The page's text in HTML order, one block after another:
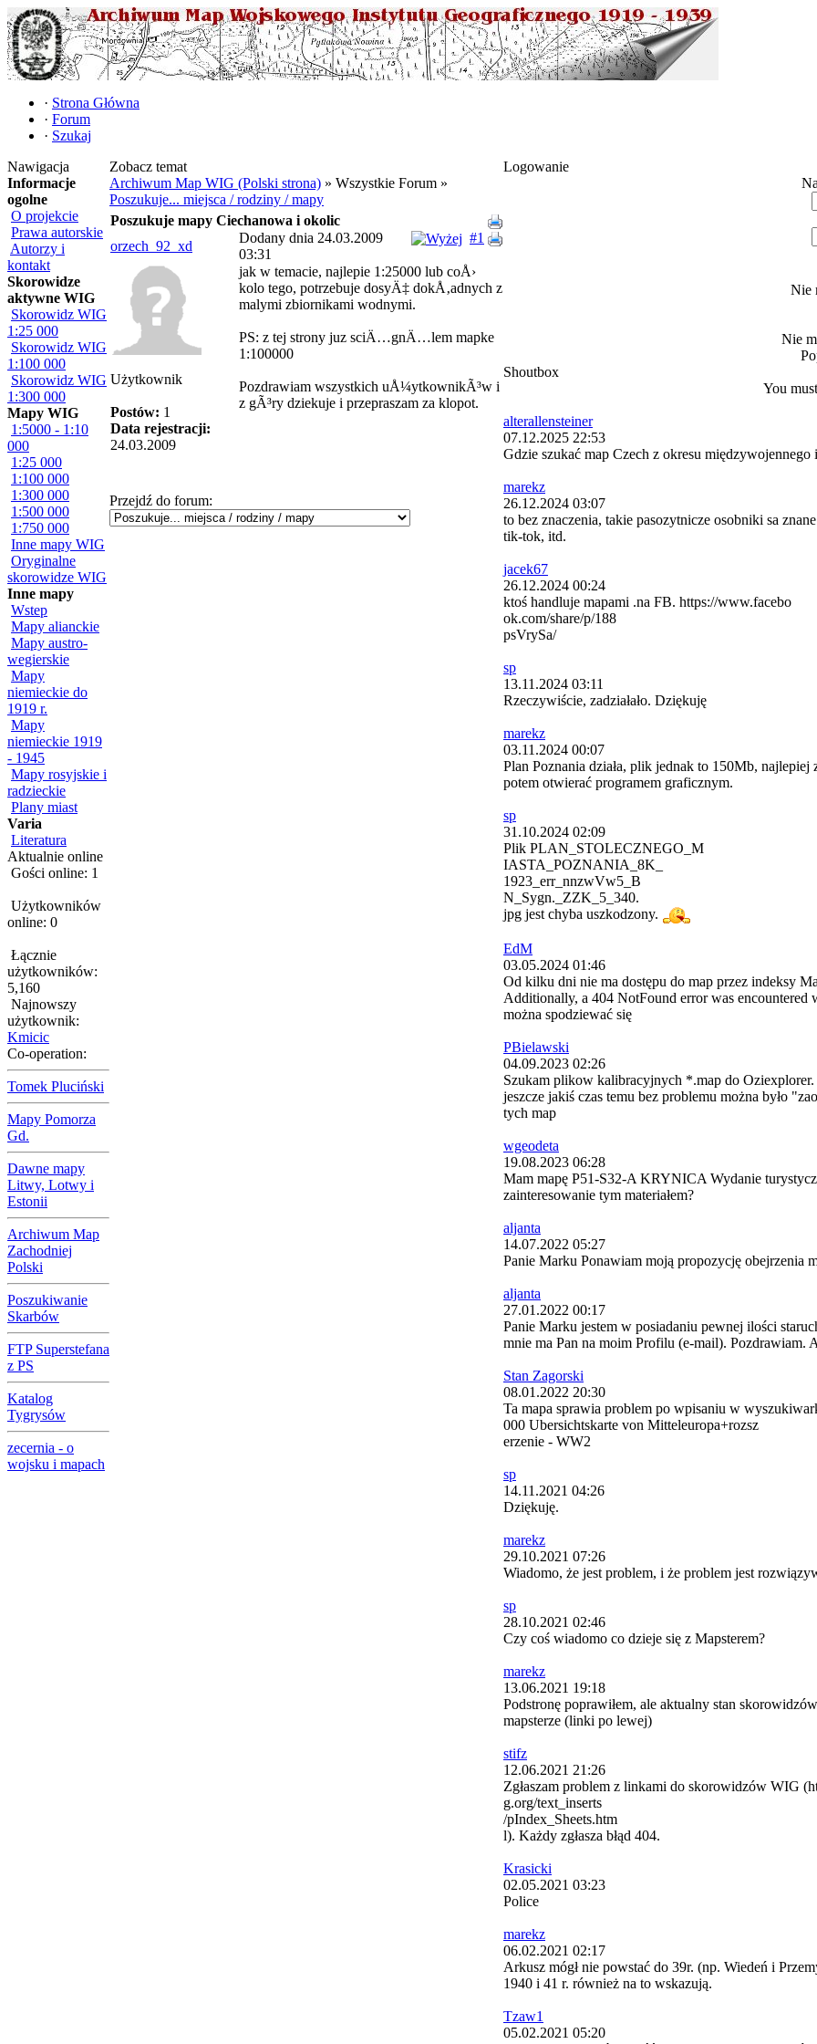
· Strona Główna
· Forum
· Szukaj
Nawigacja
Informacje
ogolne
O projekcie
Prawa autorskie
Autorzy i
kontakt
Skorowidze
aktywne WIG
Skorowidz WIG
1:25 000
Skorowidz WIG
1:100 000
Skorowidz WIG
1:300 000
Mapy WIG
1:5000 - 1:10
000
1:25 000
1:100 000
1:300 000
1:500 000
1:750 000
Inne mapy WIG
Oryginalne
skorowidze WIG
Inne mapy
Wstep
Mapy alianckie
Mapy austro-
wegierskie
Mapy
niemieckie do
1919 r.
Mapy
niemieckie 1919
- 1945
Mapy rosyjskie i
radzieckie
Plany miast
Varia
Literatura
Aktualnie online
Gości online: 1
Użytkowników
online: 0
Łącznie
użytkowników:
5,160
Najnowszy
użytkownik:
Kmicic
Co-operation:
Tomek Pluciński
Mapy Pomorza
Gd.
Dawne mapy
Litwy, Lotwy i
Estonii
Archiwum Map
Zachodniej
Polski
Poszukiwanie
Skarbów
FTP Superstefana
z PS
Katalog
Tygrysów
zecernia - o
wojsku i mapach
Zobacz temat
Archiwum Map WIG (Polski strona) » Wszystkie Forum »
Poszukuje... miejsca / rodziny / mapy
Poszukuje mapy Ciechanowa i okolic
orzech_92_xd
#1
Dodany dnia 24.03.2009
03:31
Użytkownik
Postów: 1
Data rejestracji:
24.03.2009
jak w temacie, najlepie 1:25000 lub coÅ›
kolo tego, potrzebuje dosyÄ‡ dokÅ‚adnych z
malymi zbiornikami wodnymi.
PS: z tej strony juz sciÄ…gnÄ…lem mapke
1:100000
Pozdrawiam wszystkich uÅ¼ytkownikÃ³w i
z gÃ³ry dziekuje i przepraszam za klopot.
Przejdź do forum:
Logowanie
Nie
Nie
Shoutbox
You
alterallensteiner
07.12.2025 22:53
Gdzie szukać map Czech z okresu międzywojennego
marekz
26.12.2024 03:07
to bez znaczenia, takie pasozytnicze osobniki sa
tik-tok, itd.
jacek67
26.12.2024 00:24
ktoś handluje mapami .na FB. https://www.facebo
ok.com/share/p/188
psVrySa/
sp
13.11.2024 03:11
Rzeczywiście, zadziałało. Dziękuję
marekz
03.11.2024 00:07
Plan Poznania działa, plik jednak to 150Mb,
potem otwierać programem graficznym.
sp
31.10.2024 02:09
Plik PLAN_STOLECZNEGO_M
IASTA_POZNANIA_8K_
1923_err_nnzwVw5_B
N_Sygn._ZZK_5_340.
jpg jest chyba uszkodzony.
EdM
03.05.2024 01:46
Od kilku dni nie ma dostępu do map przez indeksy
Additionally, a 404 NotFound error was
można spodziewać się
PBielawski
04.09.2023 02:26
Szukam plikow kalibracyjnych *.map do Oziexplorer.
jeszcze jakiś czas temu bez problemu można było
tych map
wgeodeta
19.08.2023 06:28
Mam mapę P51-S32-A KRYNICA Wydanie
zainteresowanie tym materiałem?
aljanta
14.07.2022 05:27
Panie Marku Ponawiam moją propozycję obejrzenia
aljanta
27.01.2022 00:17
Panie Marku jestem w posiadaniu pewnej ilości
mnie ma Pan na moim Profilu (e-mail). Pozdrawiam.
Stan Zagorski
08.01.2022 20:30
Ta mapa sprawia problem po wpisaniu w
000 Ubersichtskarte von Mitteleuropa+rozsz
erzenie - WW2
sp
14.11.2021 04:26
Dziękuję.
marekz
29.10.2021 07:26
Wiadomo, że jest problem, i że problem jest
sp
28.10.2021 02:46
Czy coś wiadomo co dzieje się z Mapsterem?
marekz
13.06.2021 19:18
Podstronę poprawiłem, ale aktualny stan
mapsterze (linki po lewej)
stifz
12.06.2021 21:26
Zgłaszam problem z linkami do skorowidzów WIG
g.org/text_inserts
/pIndex_Sheets.htm
l). Każdy zgłasza błąd 404.
Krasicki
02.05.2021 03:23
Police
marekz
06.02.2021 02:17
Arkusz mógł nie powstać do 39r. (np. Wiedeń i
1940 i 41 r. również na to wskazują.
Tzaw1
05.02.2021 05:20